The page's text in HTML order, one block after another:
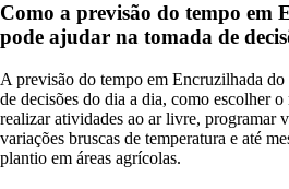
Como a previsão do tempo em
pode ajudar na tomada de
A previsão do tempo em Encruzilhada
de decisões do dia a dia, como escolher
realizar atividades ao ar livre, programar
variações bruscas de temperatura e até
plantio em áreas agrícolas.